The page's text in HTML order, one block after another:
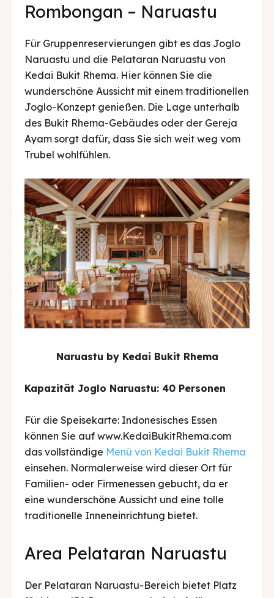
Rombongan – Naruastu
Für Gruppenreservierungen gibt es das Joglo
Naruastu und die Pelataran Naruastu von
Kedai Bukit Rhema. Hier können Sie die
wunderschöne Aussicht mit einem traditionellen
Joglo-Konzept genießen. Die Lage unterhalb
des Bukit Rhema-Gebäudes oder der Gereja
Ayam sorgt dafür, dass Sie sich weit weg vom
Trubel wohlfühlen.
Naruastu by Kedai Bukit Rhema
Kapazität Joglo Naruastu: 40 Personen
Für die Speisekarte: Indonesisches Essen
können Sie auf www.KedaiBukitRhema.com
das vollständige Menü von Kedai Bukit Rhema
einsehen. Normalerweise wird dieser Ort für
Familien- oder Firmenessen gebucht, da er
eine wunderschöne Aussicht und eine tolle
traditionelle Inneneinrichtung bietet.
Area Pelataran Naruastu
Der Pelataran Naruastu-Bereich bietet Platz